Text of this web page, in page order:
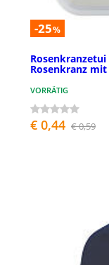
-25%
Rosenkranz
VORRÄTIG
€ 0,44 € 0,59